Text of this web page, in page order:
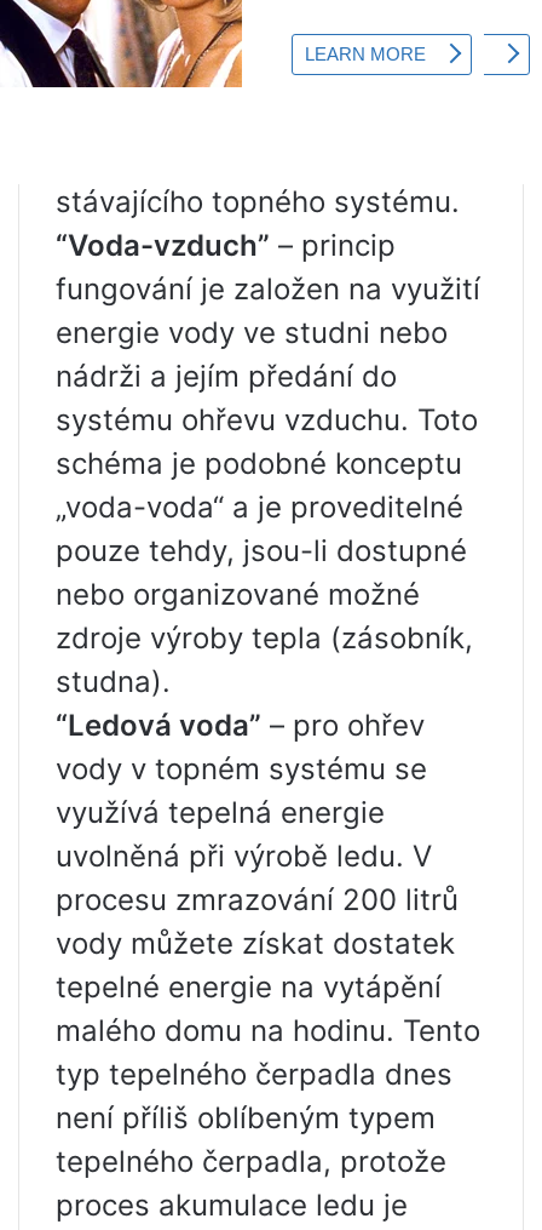
výměny tepla má poměrně
nízké náklady na instalaci a
stávajícího topného systému.
“Voda-vzduch” – princip
fungování je založen na využití
energie vody ve studni nebo
nádrži a jejím předání do
systému ohřevu vzduchu. Toto
schéma je podobné konceptu
„voda-voda“ a je proveditelné
pouze tehdy, jsou-li dostupné
nebo organizované možné
zdroje výroby tepla (zásobník,
studna).
“Ledová voda” – pro ohřev
vody v topném systému se
využívá tepelná energie
uvolněná při výrobě ledu. V
procesu zmrazování 200 litrů
vody můžete získat dostatek
tepelné energie na vytápění
malého domu na hodinu. Tento
typ tepelného čerpadla dnes
není příliš oblíbeným typem
tepelného čerpadla, protože
proces akumulace ledu je